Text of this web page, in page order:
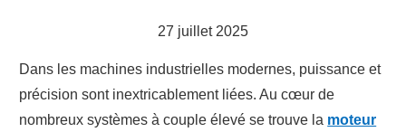
27 juillet 2025
Dans les machines industrielles modernes, puissance et
précision sont inextricablement liées. Au cœur de
nombreux systèmes à couple élevé se trouve la moteur